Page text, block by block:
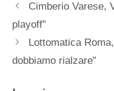
Cimberio Varese,
playoff”
Lottomatica
dobbiamo rialzare”